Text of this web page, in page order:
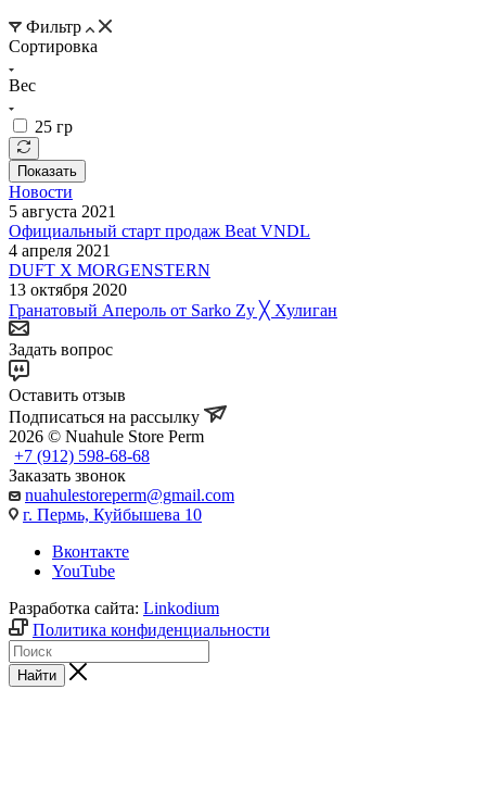
Фильтр
Сортировка
Вес
25 гр
Показать
Новости
5 августа 2021
Официальный старт продаж Beat VNDL
4 апреля 2021
DUFT X MORGENSTERN
13 октября 2020
Гранатовый Апероль от Sarko Zy ╳ Хулиган
Задать вопрос
Оставить отзыв
Подписаться на рассылку
2026 © Nuahule Store Perm
+7 (912) 598-68-68
Заказать звонок
nuahulestoreperm@gmail.com
г. Пермь, Куйбышева 10
Вконтакте
YouTube
Разработка сайта: Linkodium
Политика конфиденциальности
Найти